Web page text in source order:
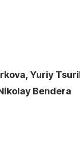
Yuriy
Bendera